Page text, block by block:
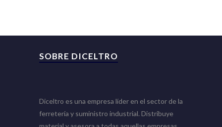
SOBRE DICELTRO
Diceltro es una empresa líder en el sector de la
ferretería y suministro industrial. Distribuye